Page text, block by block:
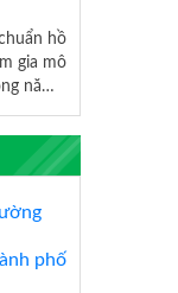
hồ
gia mô
năm
phố